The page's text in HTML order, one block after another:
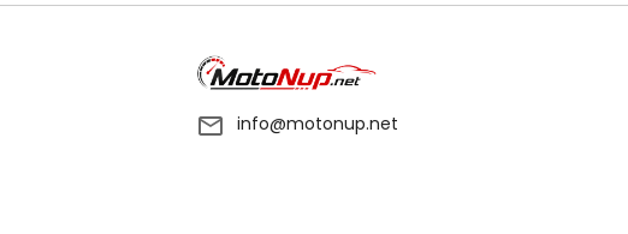
info@motonup.net